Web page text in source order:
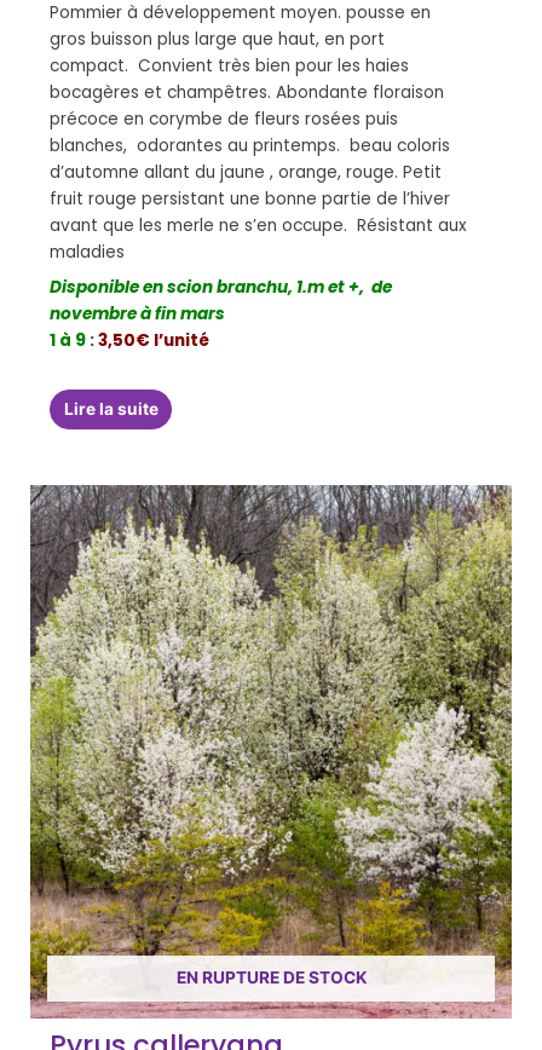
Pommier à développement moyen. pousse en
gros buisson plus large que haut, en port
compact. Convient très bien pour les haies
bocagères et champêtres. Abondante floraison
précoce en corymbe de fleurs rosées puis
blanches, odorantes au printemps. beau coloris
d’automne allant du jaune , orange, rouge. Petit
fruit rouge persistant une bonne partie de l’hiver
avant que les merle ne s’en occupe. Résistant aux
maladies
Disponible en scion branchu, 1.m et +, de
novembre à fin mars
1 à 9 :3,50€ l’unité
Lire la suite
EN RUPTURE DE STOCK